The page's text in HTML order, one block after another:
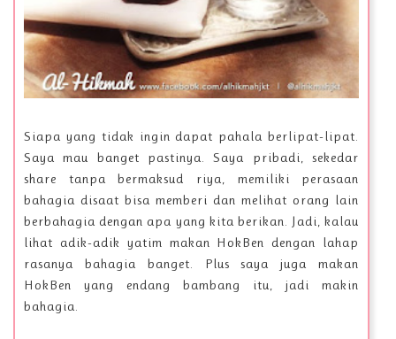
Siapa yang tidak ingin dapat pahala berlipat-lipat.
Saya mau banget pastinya. Saya pribadi, sekedar
share tanpa bermaksud riya, memiliki perasaan
bahagia disaat bisa memberi dan melihat orang lain
berbahagia dengan apa yang kita berikan. Jadi, kalau
lihat adik-adik yatim makan HokBen dengan lahap
rasanya bahagia banget. Plus saya juga makan
HokBen yang endang bambang itu, jadi makin
bahagia.